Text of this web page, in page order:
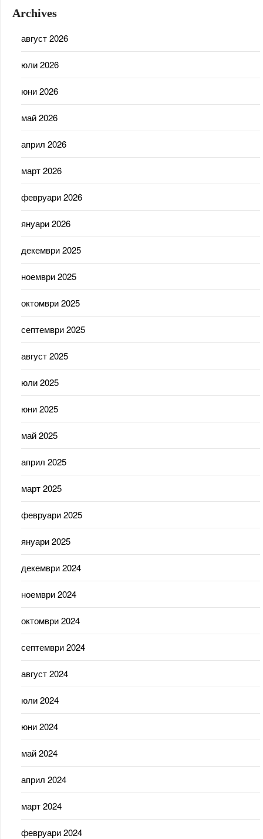
Archives
август 2026
юли 2026
юни 2026
май 2026
април 2026
март 2026
февруари 2026
януари 2026
декември 2025
ноември 2025
октомври 2025
септември 2025
август 2025
юли 2025
юни 2025
май 2025
април 2025
март 2025
февруари 2025
януари 2025
декември 2024
ноември 2024
октомври 2024
септември 2024
август 2024
юли 2024
юни 2024
май 2024
април 2024
март 2024
февруари 2024